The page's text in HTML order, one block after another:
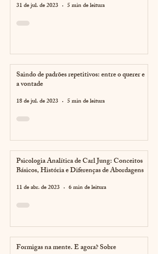
31 de jul. de 2023 5 min de leitura
Saindo de padrões repetitivos: entre o querer e
a vontade
18 de jul. de 2023 5 min de leitura
Psicologia Analítica de Carl Jung: Conceitos
Básicos, História e Diferenças de Abordagens
11 de abr. de 2023 6 min de leitura
Formigas na mente. E agora? Sobre